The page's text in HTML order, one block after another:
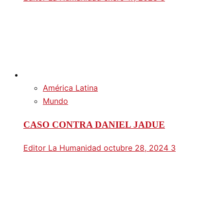
América Latina
Mundo
CASO CONTRA DANIEL JADUE
Editor La Humanidad octubre 28, 2024 3